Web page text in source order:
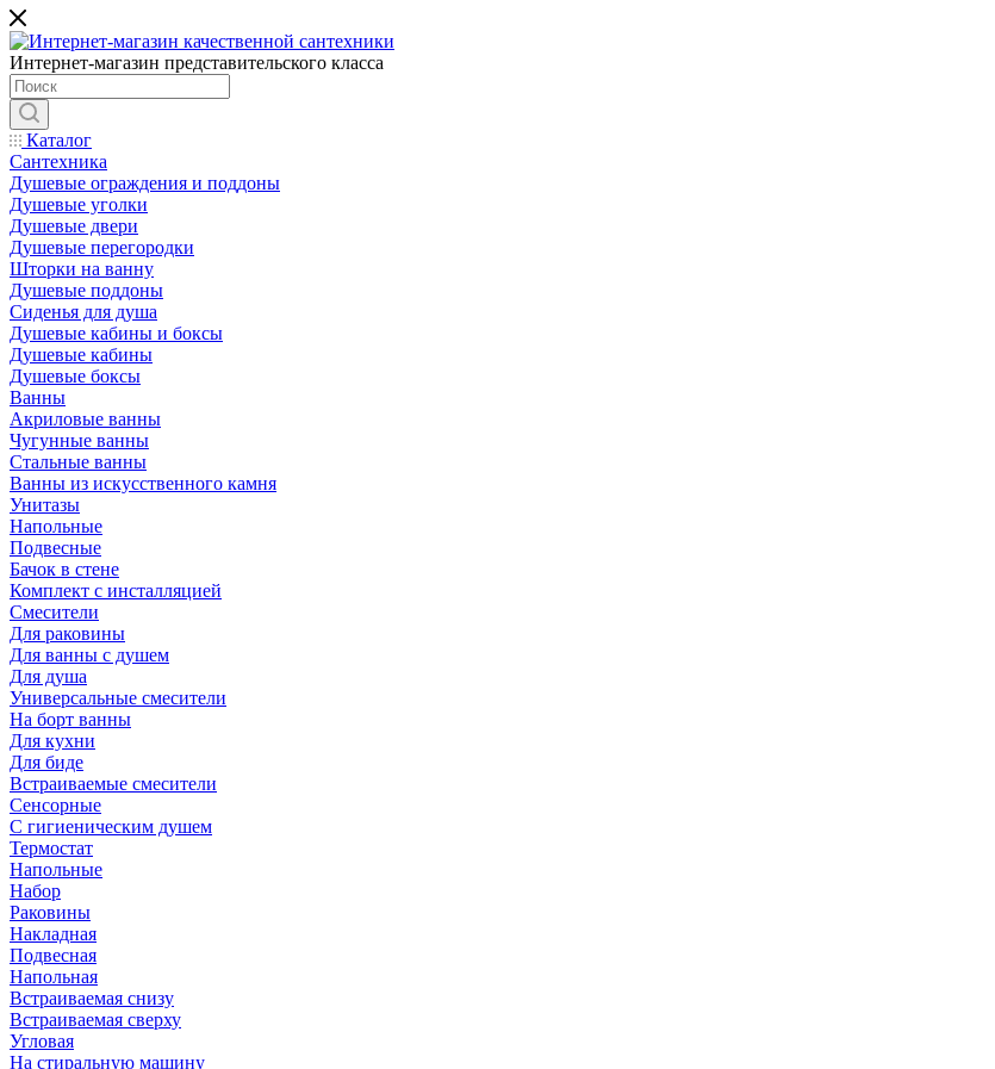
Интернет-магазин представительского класса
Каталог
Сантехника
Душевые ограждения и поддоны
Душевые уголки
Душевые двери
Душевые перегородки
Шторки на ванну
Душевые поддоны
Сиденья для душа
Душевые кабины и боксы
Душевые кабины
Душевые боксы
Ванны
Акриловые ванны
Чугунные ванны
Стальные ванны
Ванны из искусственного камня
Унитазы
Напольные
Подвесные
Бачок в стене
Комплект с инсталляцией
Смесители
Для раковины
Для ванны с душем
Для душа
Универсальные смесители
На борт ванны
Для кухни
Для биде
Встраиваемые смесители
Сенсорные
С гигиеническим душем
Термостат
Напольные
Набор
Раковины
Накладная
Подвесная
Напольная
Встраиваемая снизу
Встраиваемая сверху
Угловая
На стиральную машину